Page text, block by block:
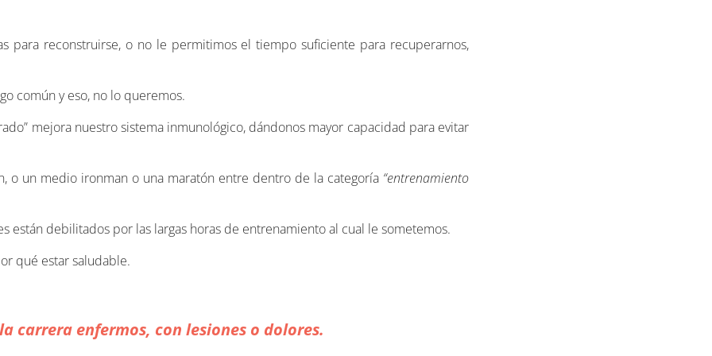
para reconstruirse, o no le permitimos el tiempo suficiente para recuperarnos,
común y eso, no lo queremos.
mejora nuestro sistema inmunológico, dándonos mayor capacidad para evitar
o un medio ironman o una maratón entre dentro de la categoría “entrenamiento
están debilitados por las largas horas de entrenamiento al cual le sometemos.
qué estar saludable.
carrera enfermos, con lesiones o dolores.